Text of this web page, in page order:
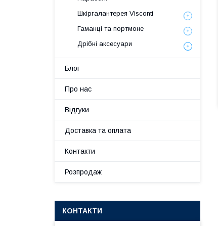
Шкіргалантерея Visconti
Гаманці та портмоне
Дрібні аксесуари
Блог
Про нас
Відгуки
Доставка та оплата
Контакти
Розпродаж
КОНТАКТИ